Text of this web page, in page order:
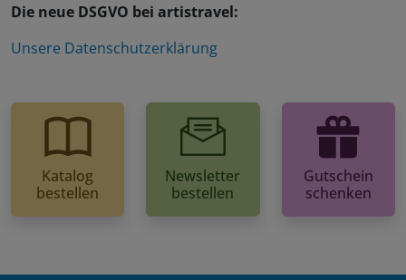
Die neue DSGVO bei artistravel:
Unsere Datenschutzerklärung
Katalog
bestellen
Newsletter
bestellen
Gutschein
schenken